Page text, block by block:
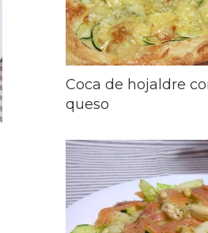
Coca de hojaldre
queso